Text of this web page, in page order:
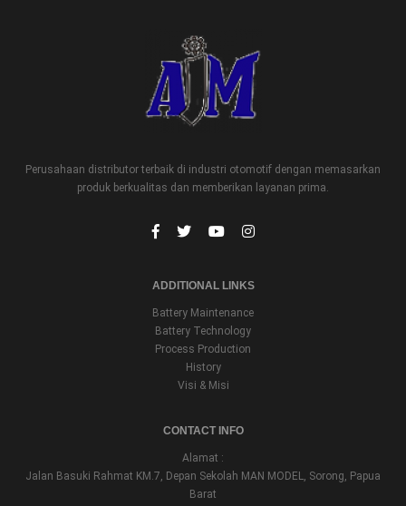
Perusahaan distributor terbaik di industri otomotif dengan memasarkan
produk berkualitas dan memberikan layanan prima.
ADDITIONAL LINKS
Battery Maintenance
Battery Technology
Process Production
History
Visi & Misi
CONTACT INFO
Alamat :
Jalan Basuki Rahmat KM.7, Depan Sekolah MAN MODEL, Sorong, Papua
Barat